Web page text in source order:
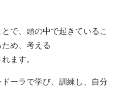
で、頭の中で起きているこ
め、考える
ます。
ーラで学び、訓練し、自分